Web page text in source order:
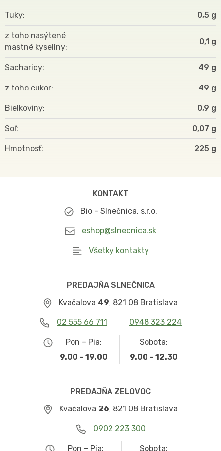
Tuky 0,5 g
z toho nasýtené
mastné kyseliny
0,1 g
Sacharidy 49 g
z toho cukor 49 g
Bielkoviny 0,9 g
Soľ 0,07 g
Hmotnosť 225
KONTAKT
Bio - Slnečnica, s.r.o.
eshop@slnecnica.sk
Všetky kontakty
PREDAJŇA SLNEČNICA
Kvačalova 49, 821 08 Bratislava
02 555 66 711 0948 323 224
Pon – Pia:
9.00 – 19.00
Sobota:
9.00 – 12.30
PREDAJŇA ZELOVOC
Kvačalova 26, 821 08 Bratislava
0902 223 300
Pon – Pia: Sobota: